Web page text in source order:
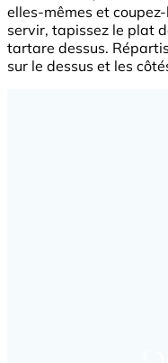
elles-mêmes et
servir, tapissez le plat
tartare dessus.
sur le dessus et les